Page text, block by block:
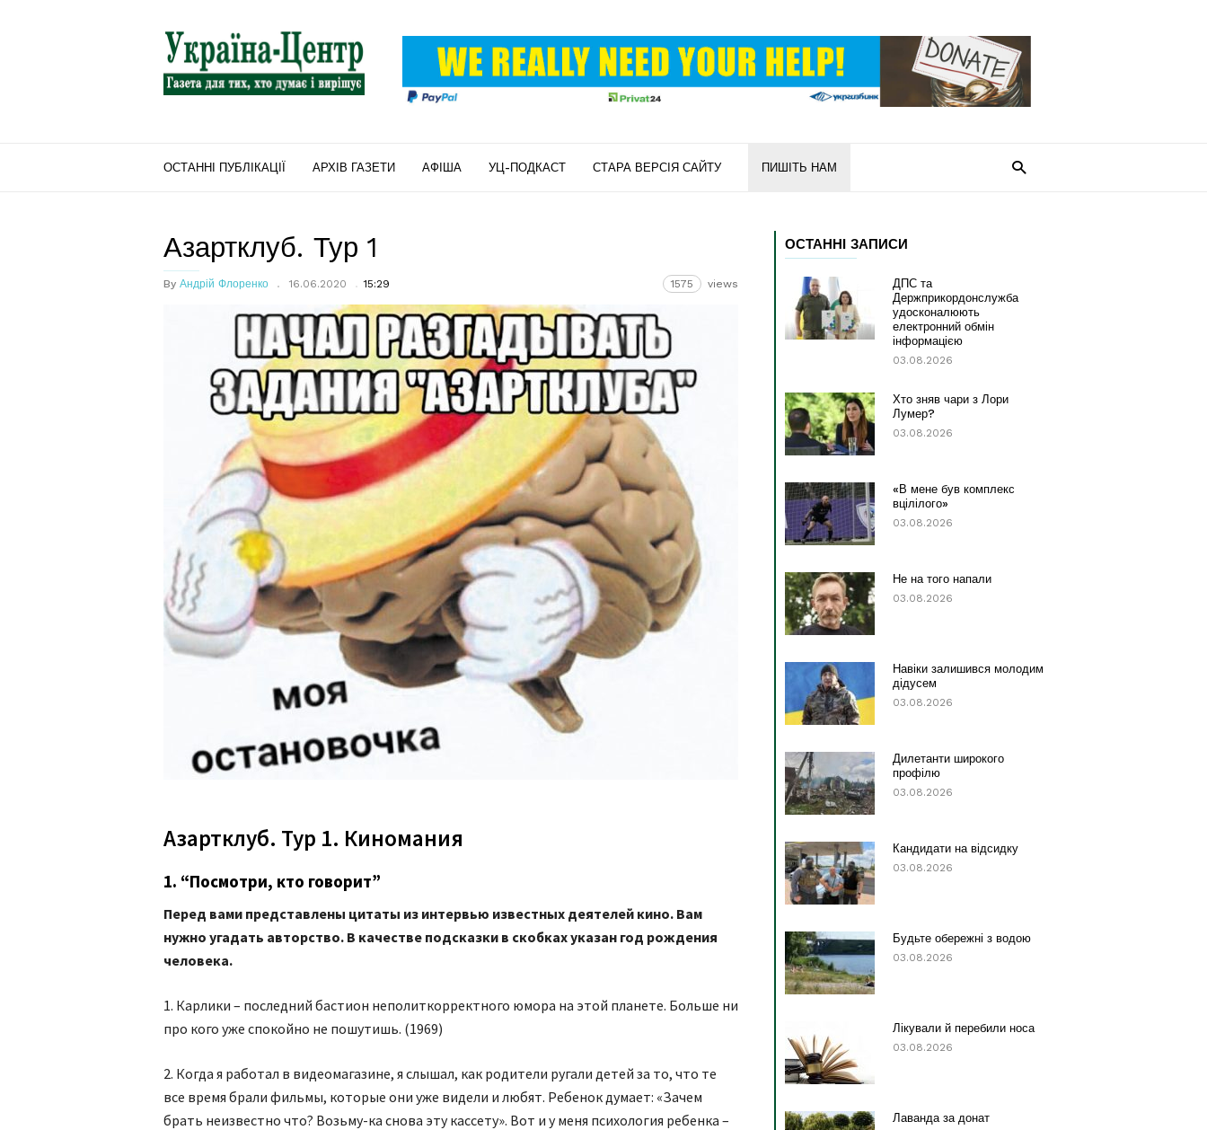
"Україна-
Центр"
ОСТАННІ ПУБЛІКАЦІЇ АРХІВ ГАЗЕТИ АФІША УЦ-ПОДКАСТ СТАРА ВЕРСІЯ САЙТУ ПИШІТЬ НАМ
Азартклуб. Тур 1
By Андрій Флоренко 16.06.2020 15:29 1575 views
Азартклуб. Тур 1. Киномания
1. “Посмотри, кто говорит”
Перед вами представлены цитаты из интервью известных деятелей кино. Вам
нужно угадать авторство. В качестве подсказки в скобках указан год рождения
человека.
1. Карлики – последний бастион неполиткорректного юмора на этой планете. Больше ни
про кого уже спокойно не пошутишь. (1969)
2. Когда я работал в видеомагазине, я слышал, как родители ругали детей за то, что те
все время брали фильмы, которые они уже видели и любят. Ребенок думает: «Зачем
брать неизвестно что? Возьму-ка снова эту кассету». Вот и у меня психология ребенка –
ОСТАННІ ЗАПИСИ
ДПС та
Держприкордонслужба
удосконалюють
електронний обмін
інформацією
03.08.2026
Хто зняв чари з Лори
Лумер?
03.08.2026
«В мене був комплекс
вцілілого»
03.08.2026
Не на того напали
03.08.2026
Навіки залишився молодим
дідусем
03.08.2026
Дилетанти широкого
профілю
03.08.2026
Кандидати на відсидку
03.08.2026
Будьте обережні з водою
03.08.2026
Лікували й перебили носа
03.08.2026
Лаванда за донат